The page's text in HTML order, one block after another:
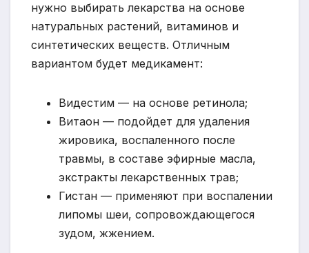
нужно выбирать лекарства на основе
натуральных растений, витаминов и
синтетических веществ. Отличным
вариантом будет медикамент:
Видестим — на основе ретинола;
Витаон — подойдет для удаления
жировика, воспаленного после
травмы, в составе эфирные масла,
экстракты лекарственных трав;
Гистан — применяют при воспалении
липомы шеи, сопровождающегося
зудом, жжением.